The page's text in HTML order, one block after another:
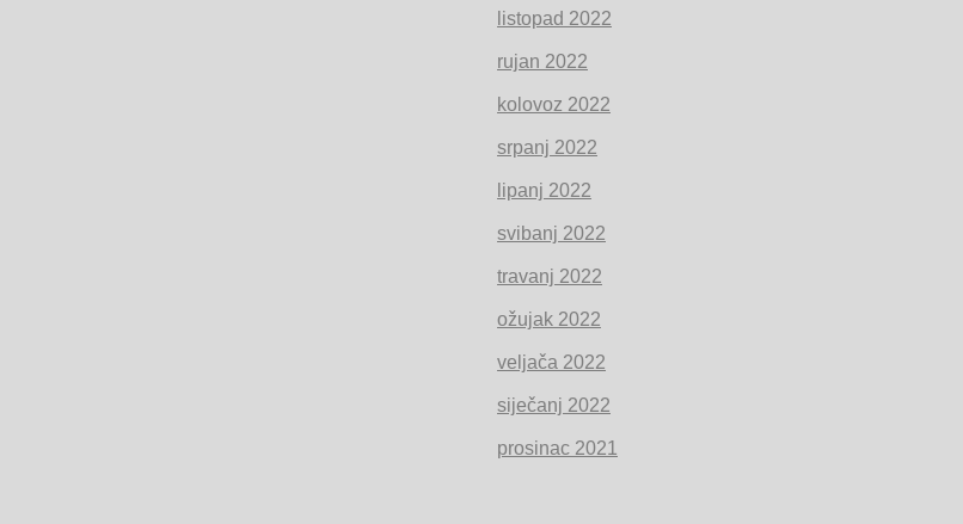
listopad 2022
rujan 2022
kolovoz 2022
srpanj 2022
lipanj 2022
svibanj 2022
travanj 2022
ožujak 2022
veljača 2022
siječanj 2022
prosinac 2021